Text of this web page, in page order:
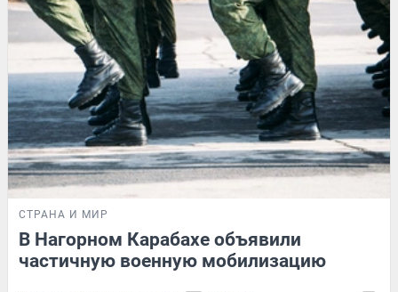
СТРАНА И МИР
В Нагорном Карабахе объявили
частичную военную мобилизацию